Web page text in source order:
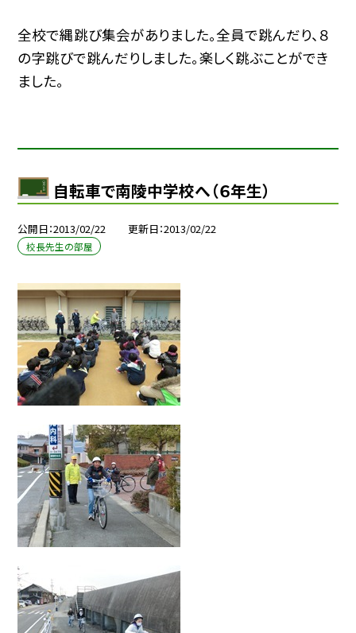
全校で縄跳び集会がありました。全員で跳んだり、８
の字跳びで跳んだりしました。楽しく跳ぶことができ
ました。
自転車で南陵中学校へ（６年生）
公開日 2013/02/22 更新日 2013/02/22
校長先生の部屋